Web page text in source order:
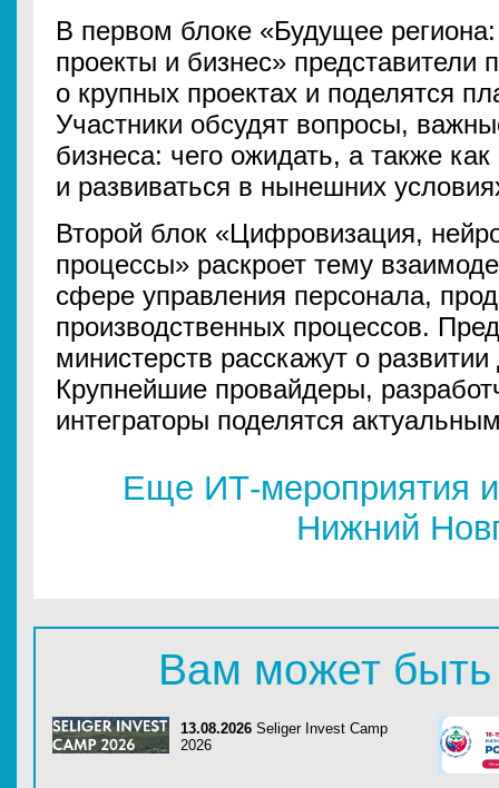
В первом блоке «Будущее
проекты и бизнес» представители
о крупных проектах и поделятся
Участники обсудят вопросы,
бизнеса: чего ожидать, а также
и развиваться в нынешних
Второй блок «Цифровизация,
процессы» раскроет тему
сфере управления персонала,
производственных процессов.
министерств расскажут о
Крупнейшие провайдеры,
интеграторы поделятся
Еще ИТ-мероприятия
Нижний
Вам может быть
13.08.2026 Seliger Invest Camp
2026